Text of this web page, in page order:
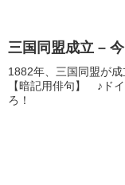
三国同盟成立 –
1882年、三国同盟が
【暗記用俳句】 ♪ド
ろ！